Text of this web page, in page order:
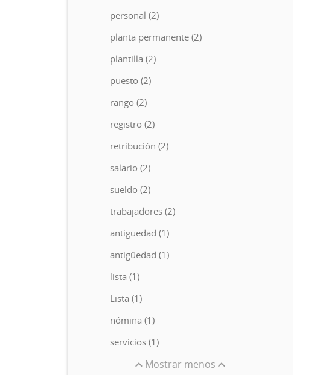
personal (2)
planta permanente (2)
plantilla (2)
puesto (2)
rango (2)
registro (2)
retribución (2)
salario (2)
sueldo (2)
trabajadores (2)
antiguedad (1)
antigüedad (1)
lista (1)
Lista (1)
nómina (1)
servicios (1)
Mostrar menos